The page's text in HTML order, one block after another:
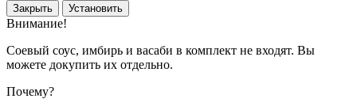
Закрыть Установить
Внимание!
Соевый соус, имбирь и васаби в комплект не входят. Вы
можете докупить их отдельно.
Почему?